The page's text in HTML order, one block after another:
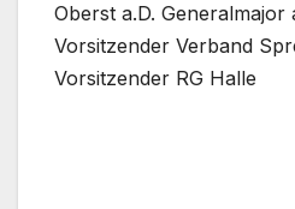
Oberst a.D. Generalmajor
Vorsitzender Verband
Vorsitzender RG Halle